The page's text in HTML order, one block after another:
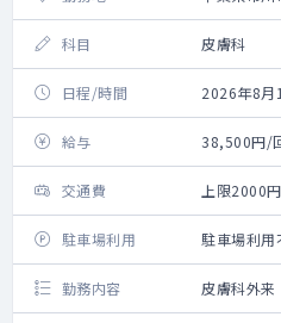
科目 皮膚科
日程/時間 2026年8月
給与 38,500円/
交通費 上限2000
駐車場利用 駐車場利用
勤務内容 皮膚科外来